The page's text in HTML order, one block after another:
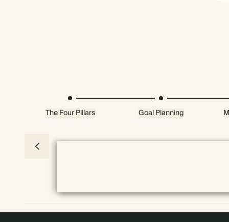
The Four Pillars Goal Planning